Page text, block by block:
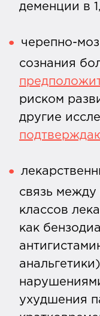
деменции в
черепно-
сознания
риском
другие
связь
классов
как
ухудшения